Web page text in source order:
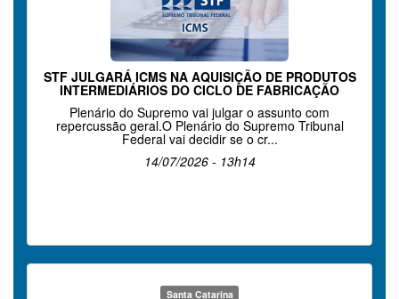
STF JULGARÁ ICMS NA AQUISIÇÃO DE PRODUTOS
INTERMEDIÁRIOS DO CICLO DE FABRICAÇÃO
Plenário do Supremo vai julgar o assunto com
repercussão geral.O Plenário do Supremo Tribunal
Federal vai decidir se o cr...
14/07/2026 - 13h14
Santa Catarina